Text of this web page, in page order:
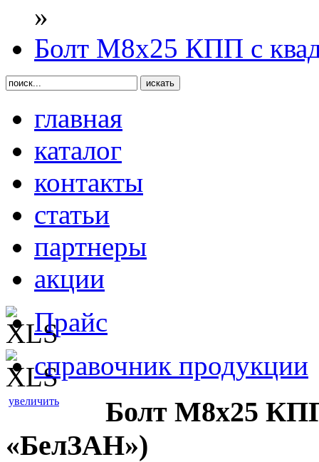
»
Болт М8х25 КПП с
главная
каталог
контакты
статьи
партнеры
акции
Прайс
справочник продукции
увеличить
Болт М8х25
«БелЗАН»)